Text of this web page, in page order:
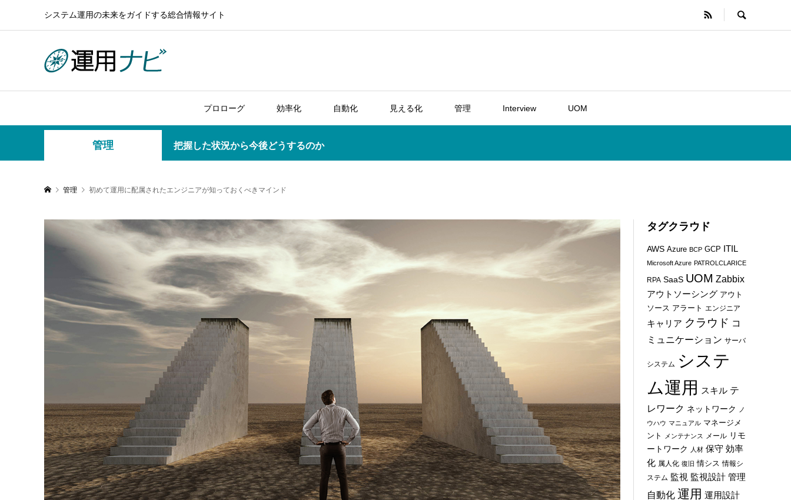
システム運用の未来をガイドする総合情報サイト
プロローグ 効率化 自動化 見える化 管理 Interview UOM
管理 把握した状況から今後どうするのか
管理 初めて運用に配属されたエンジニアが知っておくべきマインド
タグクラウド
AWS Azure BCP GCP ITIL
Microsoft Azure PATROLCLARICE
RPA SaaS UOM Zabbix
アウトソーシング アウト
ソース アラート エンジニア
キャリア クラウド コ
ミュニケーション サーバ
システム システ
ム運用 スキル テ
レワーク ネットワーク
ノ
ウハウ マニュアル マネージメ
ント
メンテナンス メール リモ
ートワーク
人材 保守 効率
化 属人化 復旧 情シス 情報シ
ステム 監視 監視設計 管理
自動化 運用 運用設計